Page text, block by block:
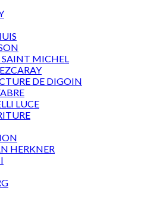
MICHEL
DE DIGOIN
LUCE
HERKNER